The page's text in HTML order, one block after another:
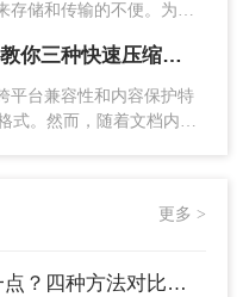
式及压缩强度。
存储和传输的不便。为了
的PDF压缩方法，帮助您
pdf文件过大如何压缩变小？教你三种快速压缩的方法！
平台兼容性和内容保护特
式。然而，随着文档内容
更多 >
方法对比，一看就懂！